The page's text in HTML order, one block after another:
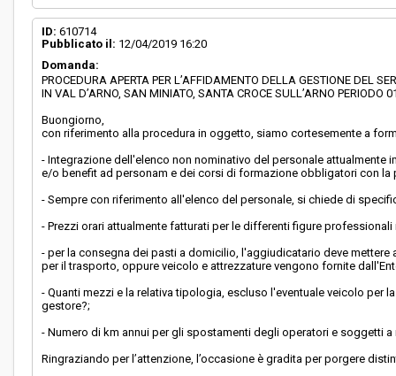
ID: 610714
Pubblicato il: 12/04/2019 16:20
Domanda:
PROCEDURA APERTA PER L’AFFIDAMENTO DELLA GESTIONE DEL
IN VAL D’ARNO, SAN MINIATO, SANTA CROCE SULL’ARNO
Buongiorno,
con riferimento alla procedura in oggetto, siamo cortesemente a
- Integrazione dell'elenco non nominativo del personale attualmente
e/o benefit ad personam e dei corsi di formazione obbligatori con la
- Sempre con riferimento all'elenco del personale, si chiede di
- Prezzi orari attualmente fatturati per le differenti figure
- per la consegna dei pasti a domicilio, l'aggiudicatario deve
per il trasporto, oppure veicolo e attrezzature vengono fornite
- Quanti mezzi e la relativa tipologia, escluso l'eventuale veicolo
gestore?;
- Numero di km annui per gli spostamenti degli operatori e soggetti
Ringraziando per l’attenzione, l’occasione è gradita per porgere